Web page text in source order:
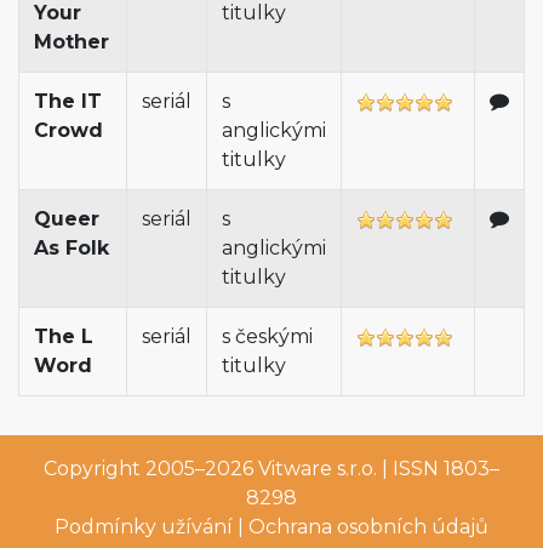
Your
Mother
titulky
The IT
Crowd
seriál
s
anglickými
titulky
Queer
As Folk
seriál
s
anglickými
titulky
The L
Word
seriál
s českými
titulky
Copyright 2005–2026 Vitware s.r.o. | ISSN 1803–
8298
Podmínky užívání
Ochrana osobních údajů